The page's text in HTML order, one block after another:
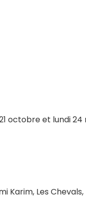
octobre et lundi
Karim, Les